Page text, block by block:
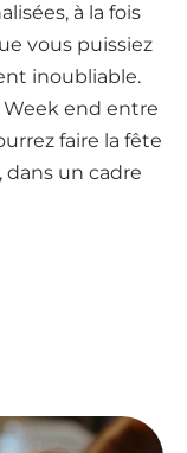
à la fois
vous puissiez
inoubliable.
Week end entre
faire la fête
un cadre